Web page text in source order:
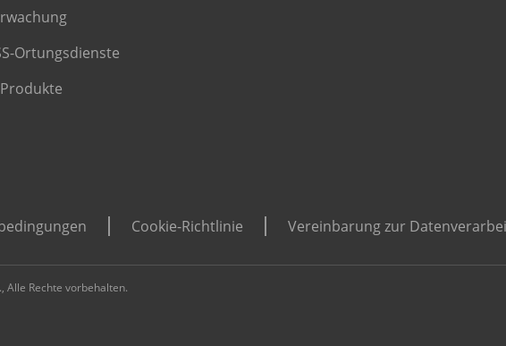
Ortungsdienste
Cookie-Richtlinie Vereinbarung zur
Alle Rechte vorbehalten.